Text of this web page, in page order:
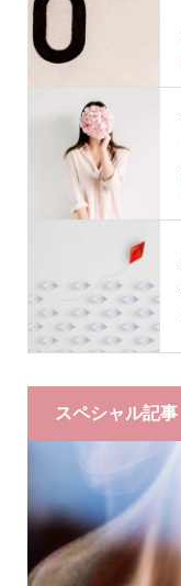
スペシャル記事